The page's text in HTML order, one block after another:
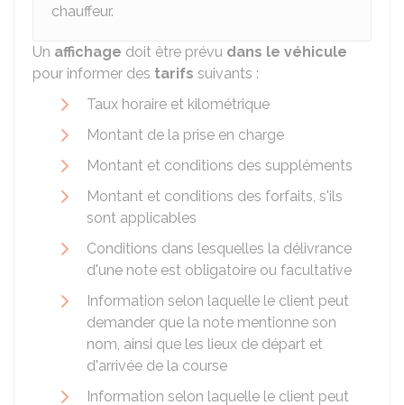
chauffeur.
Un affichage doit être prévu dans le véhicule
pour informer des tarifs suivants :
Taux horaire et kilométrique
Montant de la prise en charge
Montant et conditions des suppléments
Montant et conditions des forfaits, s'ils
sont applicables
Conditions dans lesquelles la délivrance
d'une note est obligatoire ou facultative
Information selon laquelle le client peut
demander que la note mentionne son
nom, ainsi que les lieux de départ et
d'arrivée de la course
Information selon laquelle le client peut